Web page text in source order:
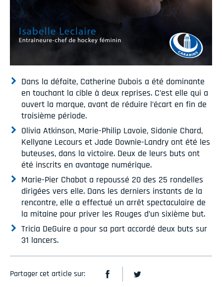
Dans la défaite, Catherine Dubois a été dominante
en touchant la cible à deux reprises. C’est elle qui a
ouvert la marque, avant de réduire l’écart en fin de
troisième période.
Olivia Atkinson, Marie-Philip Lavoie, Sidonie Chard,
Kellyane Lecours et Jade Downie-Landry ont été les
buteuses, dans la victoire. Deux de leurs buts ont
été inscrits en avantage numérique.
Marie-Pier Chabot a repoussé 20 des 25 rondelles
dirigées vers elle. Dans les derniers instants de la
rencontre, elle a effectué un arrêt spectaculaire de
la mitaine pour priver les Rouges d’un sixième but.
Tricia DeGuire a pour sa part accordé deux buts sur
31 lancers.
Partager cet article sur: